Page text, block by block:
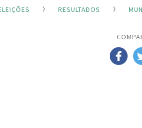
RESULTADOS